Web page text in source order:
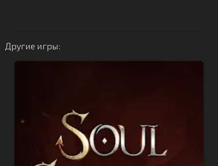
Другие игры: